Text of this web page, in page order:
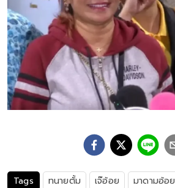
Tags ทนายตั้ม เจ๊อ้อย มาดามอ้อย